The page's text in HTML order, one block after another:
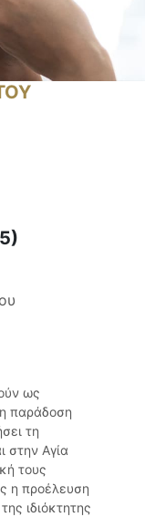
ως
παράδοση
τη
στην Αγία
τους
η προέλευση
ιδιόκτητης